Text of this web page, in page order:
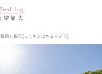
藤崎八旛宮(ふじさきはちまんぐう)